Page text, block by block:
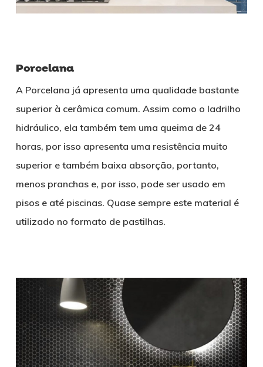
Porcelana
A Porcelana já apresenta uma qualidade bastante
superior à cerâmica comum. Assim como o ladrilho
hidráulico, ela também tem uma queima de 24
horas, por isso apresenta uma resistência muito
superior e também baixa absorção, portanto,
menos pranchas e, por isso, pode ser usado em
pisos e até piscinas. Quase sempre este material é
utilizado no formato de pastilhas.